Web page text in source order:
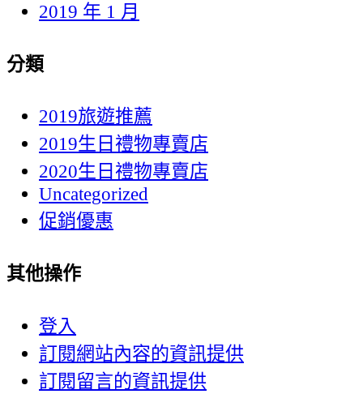
2019 年 1 月
分類
2019旅遊推薦
2019生日禮物專賣店
2020生日禮物專賣店
Uncategorized
促銷優惠
其他操作
登入
訂閱網站內容的資訊提供
訂閱留言的資訊提供